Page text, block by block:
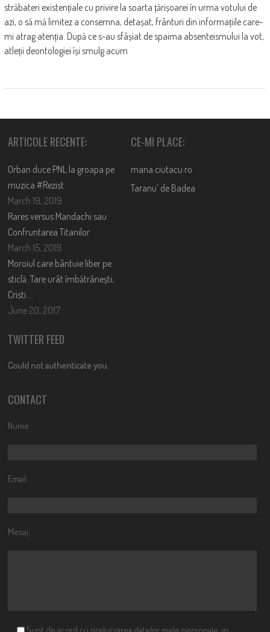
străbateri existențiale cu privire la soarta țărișoarei în urma votului de
azi, o să mă limitez a consemna, detașat, frânturi din informațiile care-
mi atrag atenția. După ce s-au sfâșiat de spaima absenteismului la vot,
atleții deontologiei își smulg acum
ARTICOLE RECENTE:
Orban duce PNL la groapa pe
muzica #Rezist
March 19, 2019
Rares versus Mandachi sau
Confruntarea Titanilor
March 15, 2019
Moroiul care bântuie liber pe
sticlă. Tare urât îmbătrânești,
Cristi….
June 20, 2017
CE-MI PLACE:
mana.ciutacu.ro
Taranu’ de Badea
TWITTER FEED
Could not authenticate you.
CONTACT
Nume:
Email:
Mesaj:
Sunt de acord cu prelucrarea datelor mele personale, in